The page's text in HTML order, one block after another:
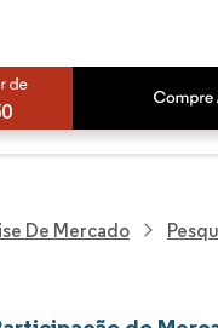
De Mercado